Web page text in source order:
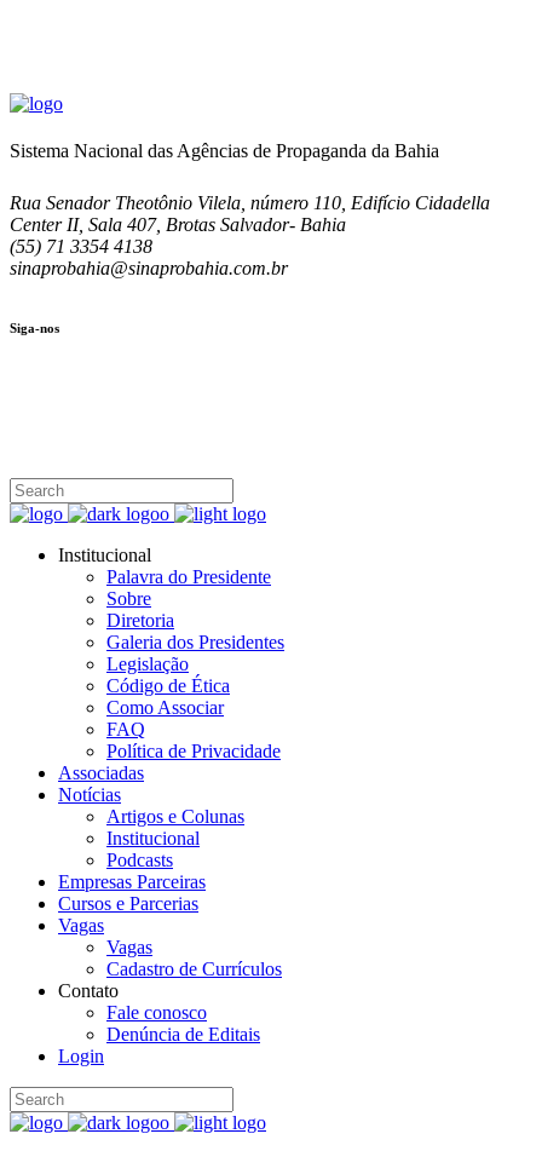
Sistema Nacional das Agências de Propaganda da Bahia
Rua Senador Theotônio Vilela, número 110, Edifício Cidadella
Center II, Sala 407, Brotas Salvador- Bahia
(55) 71 3354 4138
sinaprobahia@sinaprobahia.com.br
Siga-nos
Institucional
Palavra do Presidente
Sobre
Diretoria
Galeria dos Presidentes
Legislação
Código de Ética
Como Associar
FAQ
Política de Privacidade
Associadas
Notícias
Artigos e Colunas
Institucional
Podcasts
Empresas Parceiras
Cursos e Parcerias
Vagas
Vagas
Cadastro de Currículos
Contato
Fale conosco
Denúncia de Editais
Login